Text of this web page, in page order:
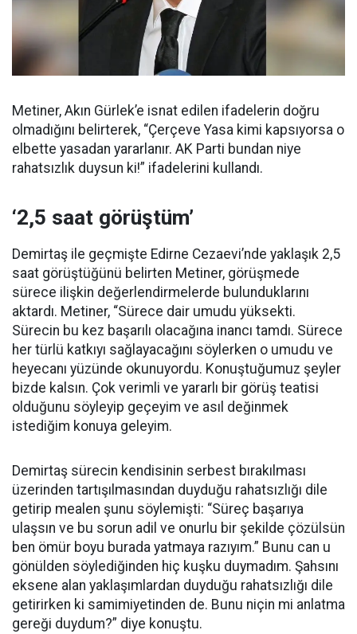
Metiner, Akın Gürlek’e isnat edilen ifadelerin doğru
olmadığını belirterek, “Çerçeve Yasa kimi kapsıyorsa o
elbette yasadan yararlanır. AK Parti bundan niye
rahatsızlık duysun ki!” ifadelerini kullandı.
‘2,5 saat görüştüm’
Demirtaş ile geçmişte Edirne Cezaevi’nde yaklaşık 2,5
saat görüştüğünü belirten Metiner, görüşmede
sürece ilişkin değerlendirmelerde bulunduklarını
aktardı. Metiner, “Sürece dair umudu yüksekti.
Sürecin bu kez başarılı olacağına inancı tamdı. Sürece
her türlü katkıyı sağlayacağını söylerken o umudu ve
heyecanı yüzünde okunuyordu. Konuştuğumuz şeyler
bizde kalsın. Çok verimli ve yararlı bir görüş teatisi
olduğunu söyleyip geçeyim ve asıl değinmek
istediğim konuya geleyim.
Demirtaş sürecin kendisinin serbest bırakılması
üzerinden tartışılmasından duyduğu rahatsızlığı dile
getirip mealen şunu söylemişti: “Süreç başarıya
ulaşsın ve bu sorun adil ve onurlu bir şekilde çözülsün
ben ömür boyu burada yatmaya razıyım.” Bunu can u
gönülden söylediğinden hiç kuşku duymadım. Şahsını
eksene alan yaklaşımlardan duyduğu rahatsızlığı dile
getirirken ki samimiyetinden de. Bunu niçin mi anlatma
gereği duydum?” diye konuştu.